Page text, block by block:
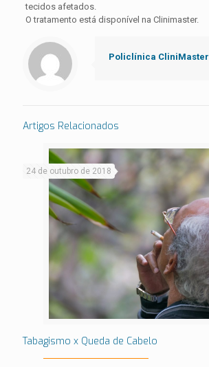
tecidos afetados.
O tratamento está disponível na Clinimaster.
Policlínica CliniMaster
Artigos Relacionados
24 de outubro de 2018
Tabagismo x Queda de Cabelo